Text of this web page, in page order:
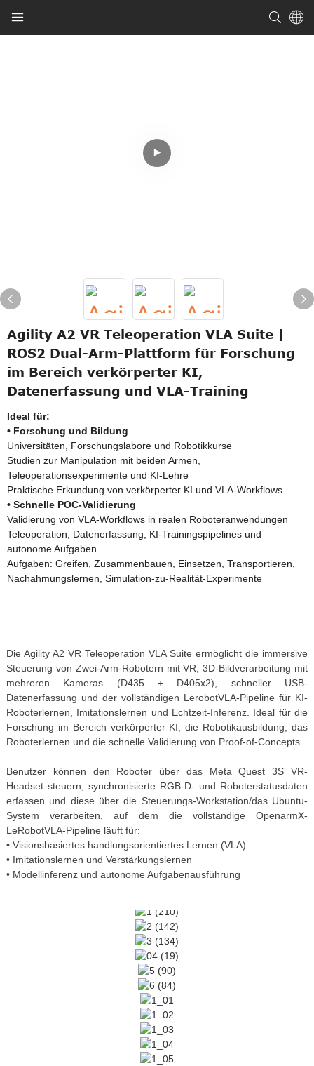
Agility A2 VR Teleoperation VLA Suite |
ROS2 Dual-Arm-Plattform für Forschung
im Bereich verkörperter KI,
Datenerfassung und VLA-Training
Ideal für:
• Forschung und Bildung
Universitäten, Forschungslabore und Robotikkurse
Studien zur Manipulation mit beiden Armen,
Teleoperationsexperimente und KI-Lehre
Praktische Erkundung von verkörperter KI und VLA-Workflows
• Schnelle POC-Validierung
Validierung von VLA-Workflows in realen Roboteranwendungen
Teleoperation, Datenerfassung, KI-Trainingspipelines und
autonome Aufgaben
Aufgaben: Greifen, Zusammenbauen, Einsetzen, Transportieren,
Nachahmungslernen, Simulation-zu-Realität-Experimente
Die Agility A2 VR Teleoperation VLA Suite ermöglicht die immersive
Steuerung von Zwei-Arm-Robotern mit VR, 3D-Bildverarbeitung mit
mehreren Kameras (D435 + D405x2), schneller USB-
Datenerfassung und der vollständigen LerobotVLA-Pipeline für KI-
Roboterlernen, Imitationslernen und Echtzeit-Inferenz. Ideal für die
Forschung im Bereich verkörperter KI, die Robotikausbildung, das
Roboterlernen und die schnelle Validierung von Proof-of-Concepts.
Benutzer können den Roboter über das Meta Quest 3S VR-
Headset steuern, synchronisierte RGB-D- und Roboterstatusdaten
erfassen und diese über die Steuerungs-Workstation/das Ubuntu-
System verarbeiten, auf dem die vollständige OpenarmX-
LeRobotVLA-Pipeline läuft für:
• Visionsbasiertes handlungsorientiertes Lernen (VLA)
• Imitationslernen und Verstärkungslernen
• Modellinferenz und autonome Aufgabenausführung